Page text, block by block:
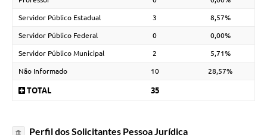
Servidor Público Estadual 3 8,57%
Servidor Público Federal 0 0,00%
Servidor Público Municipal 2 5,71%
Não Informado 10 28,57%
TOTAL 35
Perfil dos Solicitantes Pessoa Jurídica